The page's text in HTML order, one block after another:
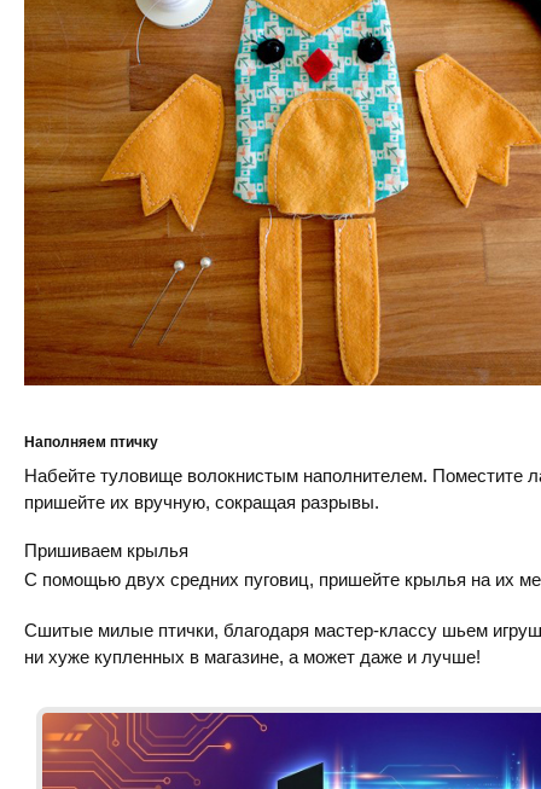
Наполняем птичку
Набейте туловище волокнистым наполнителем. Поместите
пришейте их вручную, сокращая разрывы.
Пришиваем крылья
C помощью двух средних пуговиц, пришейте крылья на их
Сшитые милые птички, благодаря мастер-классу шьем
ни хуже купленных в магазине, а может даже и лучше!